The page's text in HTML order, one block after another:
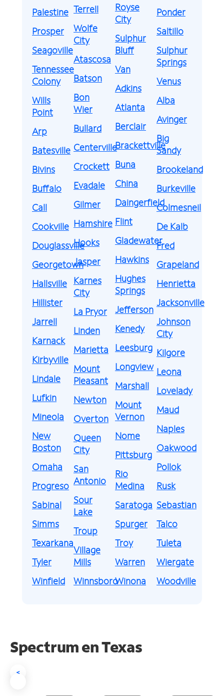
Palestine
Prosper
Seagoville
Tennessee
Colony
Wills
Point
Arp
Batesville
Bivins
Buffalo
Call
Cookville
Douglassville
Georgetown
Hallsville
Hillister
Jarrell
Karnack
Kirbyville
Lindale
Lufkin
Mineola
New
Boston
Omaha
Progreso
Sabinal
Simms
Texarkana
Tyler
Winfield
Terrell
Wolfe
City
Atascosa
Batson
Bon
Wier
Bullard
Centerville
Crockett
Evadale
Gilmer
Hamshire
Hooks
Jasper
Karnes
City
La Pryor
Linden
Marietta
Mount
Pleasant
Newton
Overton
Queen
City
San
Antonio
Sour
Lake
Troup
Village
Mills
Winnsboro
Royse
City
Sulphur
Bluff
Van
Adkins
Atlanta
Berclair
Brackettville
Buna
China
Daingerfield
Flint
Gladewater
Hawkins
Hughes
Springs
Jefferson
Kenedy
Leesburg
Longview
Marshall
Mount
Vernon
Nome
Pittsburg
Rio
Medina
Saratoga
Spurger
Troy
Warren
Winona
Ponder
Saltillo
Sulphur
Springs
Venus
Alba
Avinger
Big
Sandy
Brookeland
Burkeville
Colmesneil
De Kalb
Fred
Grapeland
Henrietta
Jacksonville
Johnson
City
Kilgore
Leona
Lovelady
Maud
Naples
Oakwood
Pollok
Rusk
Sebastian
Talco
Tuleta
Wiergate
Woodville
Spectrum enTexas
<